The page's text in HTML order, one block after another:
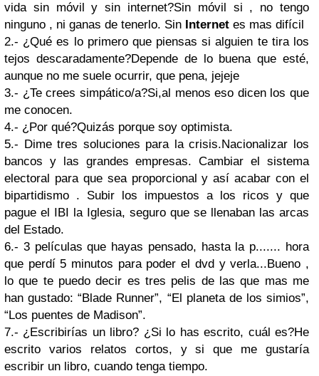
vida sin móvil y sin internet?Sin móvil si , no tengo
ninguno , ni ganas de tenerlo. Sin Internet es mas difícil
2.- ¿Qué es lo primero que piensas si alguien te tira los
tejos descaradamente?Depende de lo buena que esté,
aunque no me suele ocurrir, que pena, jejeje
3.- ¿Te crees simpático/a?Si,al menos eso dicen los que
me conocen.
4.- ¿Por qué?Quizás porque soy optimista.
5.- Dime tres soluciones para la crisis.Nacionalizar los
bancos y las grandes empresas. Cambiar el sistema
electoral para que sea proporcional y así acabar con el
bipartidismo . Subir los impuestos a los ricos y que
pague el IBI la Iglesia, seguro que se llenaban las arcas
del Estado.
6.- 3 películas que hayas pensado, hasta la p....... hora
que perdí 5 minutos para poder el dvd y verla...Bueno ,
lo que te puedo decir es tres pelis de las que mas me
han gustado: “Blade Runner”, “El planeta de los simios”,
“Los puentes de Madison”.
7.- ¿Escribirías un libro? ¿Si lo has escrito, cuál es?He
escrito varios relatos cortos, y si que me gustaría
escribir un libro, cuando tenga tiempo.